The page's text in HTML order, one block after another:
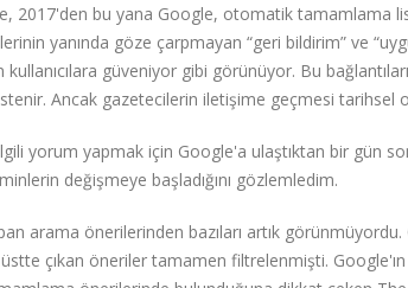
2017'den bu yana Google, otomatik tamamlama
yanında göze çarpmayan “geri bildirim” ve
güveniyor gibi görünüyor. Bu
Ancak gazetecilerin iletişime geçmesi tarihsel
yorum yapmak için Google'a ulaştıktan bir gün
değişmeye başladığını gözlemledim.
arama önerilerinden bazıları artık
çıkan öneriler tamamen filtrelenmişti.